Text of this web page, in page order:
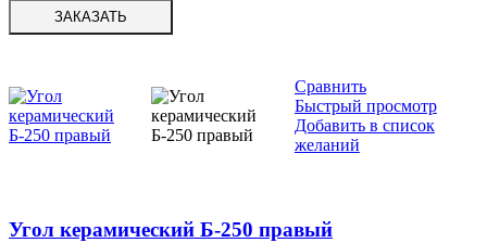
ЗАКАЗАТЬ
Сравнить
Быстрый просмотр
Добавить в список
желаний
Угол керамический Б-250 правый